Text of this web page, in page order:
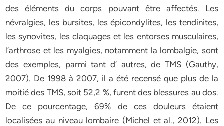
des éléments du corps pouvant être affectés. Les
névralgies, les bursites, les épicondylites, les tendinites,
les synovites, les claquages et les entorses musculaires,
l’arthrose et les myalgies, notamment la lombalgie, sont
des exemples, parmi tant d’ autres, de TMS (Gauthy,
2007). De 1998 à 2007, il a été recensé que plus de la
moitié des TMS, soit 52,2 %, furent des blessures au dos.
De ce pourcentage, 69% de ces douleurs étaient
localisées au niveau lombaire (Michel et al., 2012). Les